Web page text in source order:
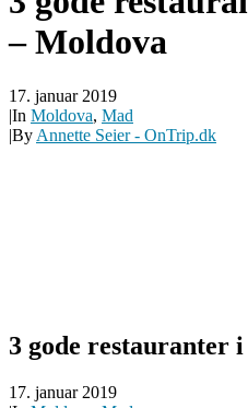
– Moldova
17. januar 2019
|In Moldova, Mad
|By Annette Seier - OnTrip.dk
3 gode restauranter
17. januar 2019